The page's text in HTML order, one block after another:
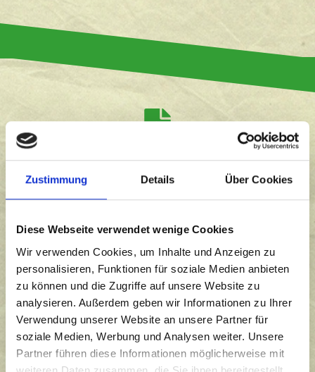
Zustimmung Details Über Cookies
Diese Webseite verwendet wenige Cookies
Wir verwenden Cookies, um Inhalte und Anzeigen zu
personalisieren, Funktionen für soziale Medien anbieten
zu können und die Zugriffe auf unsere Website zu
analysieren. Außerdem geben wir Informationen zu Ihrer
Verwendung unserer Website an unsere Partner für
soziale Medien, Werbung und Analysen weiter. Unsere
Partner führen diese Informationen möglicherweise mit
Tätigkeitsberichte / Reports
Report 2025
Report 2024
Report 2023
Report 2022
Report 2021